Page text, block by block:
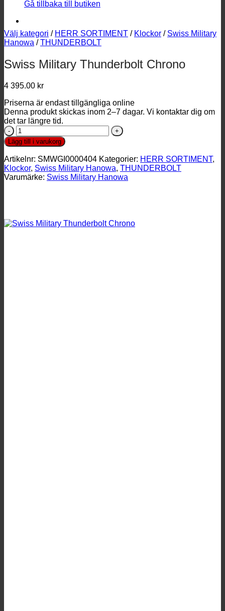
Gå tillbaka till butiken
Välj kategori / HERR SORTIMENT / Klockor / Swiss Military
Hanowa / THUNDERBOLT
Swiss Military Thunderbolt Chrono
4 395.00 kr
Priserna är endast tillgängliga online
Denna produkt skickas inom 2–7 dagar. Vi kontaktar dig om
det tar längre tid.
Swiss
Military
Thunderbolt
Chrono
mängd
Lägg till i varukorg
Artikelnr: SMWGI0000404 Kategorier: HERR SORTIMENT,
Klockor, Swiss Military Hanowa, THUNDERBOLT
Varumärke: Swiss Military Hanowa